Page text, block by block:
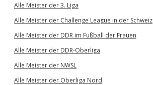
Alle Meister der 3. Liga
Alle Meister der Challenge League in der Schweiz
Alle Meister der DDR im Fußball der Frauen
Alle Meister der DDR-Oberliga
Alle Meister der NWSL
Alle Meister der Oberliga Nord